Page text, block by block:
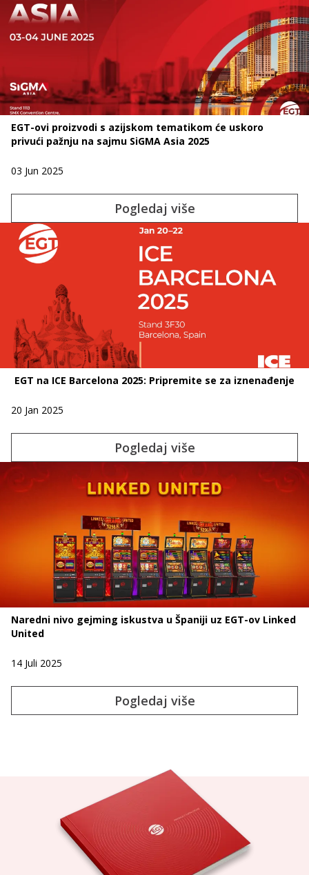
03 Jun 2025
EGT-ovi proizvodi s azijskom tematikom će uskoro
privući pažnju na sajmu SiGMA Asia 2025
Pogledaj više
20 Jan 2025
EGT na ICE Barcelona 2025: Pripremite se za iznenađenje
Pogledaj više
14 Juli 2025
Naredni nivo gejming iskustva u Španiji uz EGT-ov Linked
United
Pogledaj više